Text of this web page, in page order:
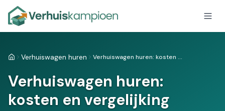
HomeVerhuiswagen huren Verhuiswagen huren: kosten en vergelijking
Verhuiswagen huren:
kosten en vergelijking